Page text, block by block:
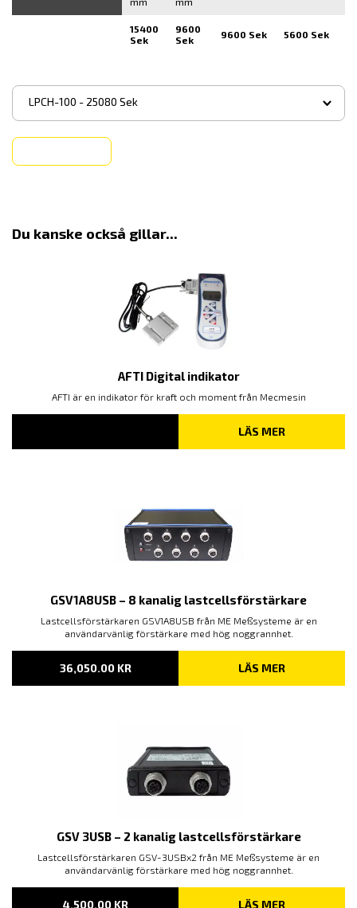
15400
Sek
9600
Sek
9600 Sek 5600 Sek
LPCH-100 - 25080 Sek
▾
Du kanske också gillar...
AFTI Digital indikator
AFTI är en indikator för kraft och moment från Mecmesin
LÄS MER
GSV1A8USB – 8 kanalig lastcellsförstärkare
Lastcellsförstärkaren GSV1A8USB från ME Meßsysteme är en
användarvänlig förstärkare med hög noggrannhet.
36,050.00 KR LÄS MER
GSV 3USB – 2 kanalig lastcellsförstärkare
Lastcellsförstärkaren GSV-3USBx2 från ME Meßsysteme är en
användarvänlig förstärkare med hög noggrannhet.
4,500.00 KR LÄS MER